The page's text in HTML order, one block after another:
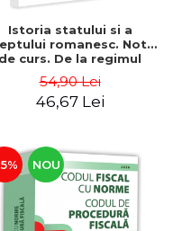
Istoria statului si a
romanesc. Note
de curs. De la regimul
Principatelor Romane.
Editia a II-a, revizuita si
54,90 Lei
46,67 Lei
NOU